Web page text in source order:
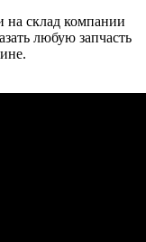
на склад компании
любую запчасть